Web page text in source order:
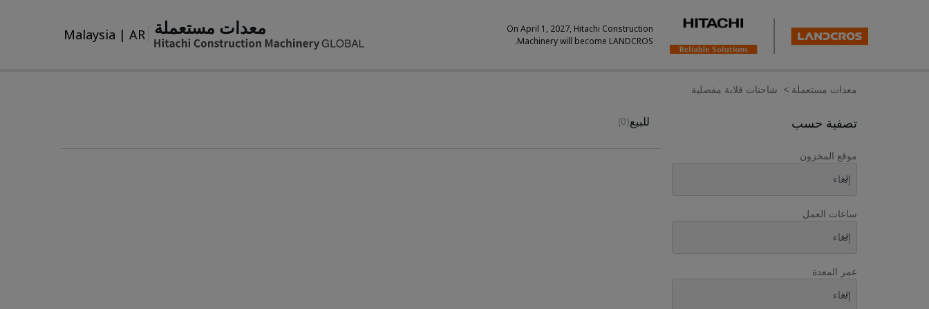
On April 1, 2027, Hitachi Construction
Machinery will become LANDCROS.
معدات مستعملة Malaysia | AR
معدات مستعملة > شاحنات قلابة مفصلية
تصفية حسب
موقع المخزون
إلغاء
ساعات العمل
إلغاء
عمر المعدة
إلغاء
للبيع(0)